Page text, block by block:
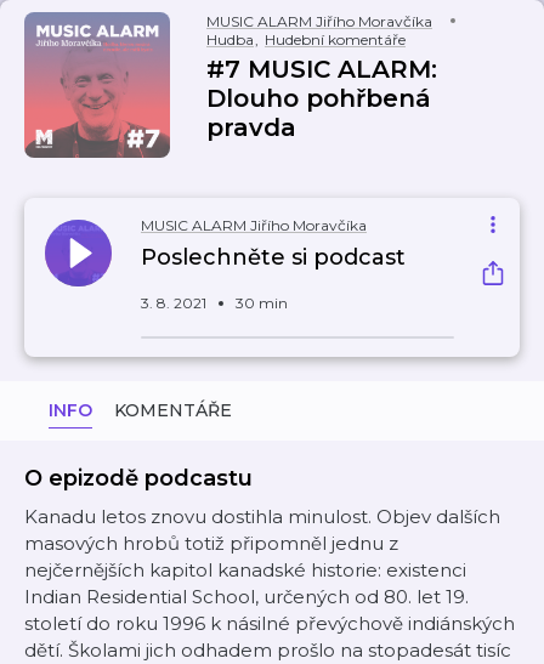
MUSIC ALARM Jiřího Moravčíka
Hudba, Hudební komentáře
#7 MUSIC ALARM:
Dlouho pohřbená
pravda
MUSIC ALARM Jiřího Moravčíka
Poslechněte si podcast
3. 8. 2021 30 min
INFO KOMENTÁŘE
O epizodě podcastu
Kanadu letos znovu dostihla minulost. Objev dalších
masových hrobů totiž připomněl jednu z
nejčernějších kapitol kanadské historie: existenci
Indian Residential School, určených od 80. let 19.
století do roku 1996 k násilné převýchově indiánských
dětí. Školami jich odhadem prošlo na stopadesát tisíc